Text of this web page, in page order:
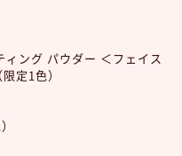
ング パウダー ＜フェイス
定1色）